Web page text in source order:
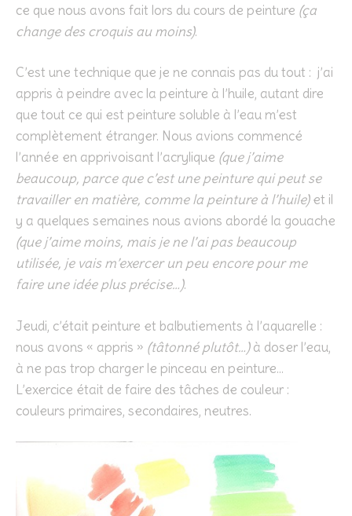
ce que nous avons fait lors du cours de peinture (ça
change des croquis au moins).
C’est une technique que je ne connais pas du tout : j’ai
appris à peindre avec la peinture à l’huile, autant dire
que tout ce qui est peinture soluble à l’eau m’est
complètement étranger. Nous avions commencé
l’année en apprivoisant l’acrylique (que j’aime
beaucoup, parce que c’est une peinture qui peut se
travailler en matière, comme la peinture à l’huile)et il
y a quelques semaines nous avions abordé la gouache
(que j’aime moins, mais je ne l’ai pas beaucoup
utilisée, je vais m’exercer un peu encore pour me
faire une idée plus précise…).
Jeudi, c’était peinture et balbutiements à l’aquarelle :
nous avons « appris » (tâtonné plutôt…)à doser l’eau,
à ne pas trop charger le pinceau en peinture…
L’exercice était de faire des tâches de couleur :
couleurs primaires, secondaires, neutres.